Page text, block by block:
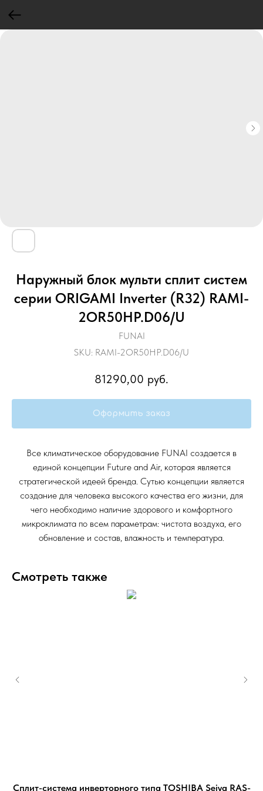
Наружный блок мульти сплит систем
серии ORIGAMI Inverter (R32) RAMI-
2OR50HP.D06/U
FUNAI
SKU: RAMI-2OR50HP.D06/U
81290,00 руб.
Оформить заказ
Все климатическое оборудование FUNAI создается в
единой концепции Future and Air, которая является
стратегической идеей бренда. Сутью концепции является
создание для человека высокого качества его жизни, для
чего необходимо наличие здорового и комфортного
микроклимата по всем параметрам: чистота воздуха, его
обновление и состав, влажность и температура.
Смотреть также
Сплит-система инверторного типа TOSHIBA Seiya RAS-